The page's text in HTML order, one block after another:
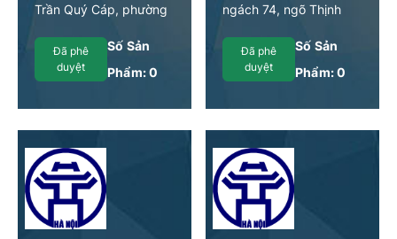
Trần Quý Cáp, phường
Giám - TP Hà Nội
Đã phê
duyệt
Số Sản
Phẩm:0
ngách 74, ngõ Thịnh
Thắng, phường Văn
Miếu - Quốc Tử Giám,
TP Hà Nội
Đã phê
duyệt
Số Sản
Phẩm:0